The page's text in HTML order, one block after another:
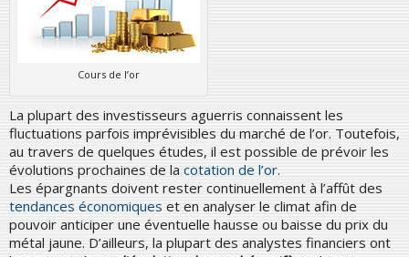
Cours de l’or
La plupart des investisseurs aguerris connaissent les
fluctuations parfois imprévisibles du marché de l’or. Toutefois,
au travers de quelques études, il est possible de prévoir les
évolutions prochaines de la cotation de l’or.
Les épargnants doivent rester continuellement à l’affût des
tendances économiques et en analyser le climat afin de
pouvoir anticiper une éventuelle hausse ou baisse du prix du
métal jaune. D’ailleurs, la plupart des analystes financiers ont